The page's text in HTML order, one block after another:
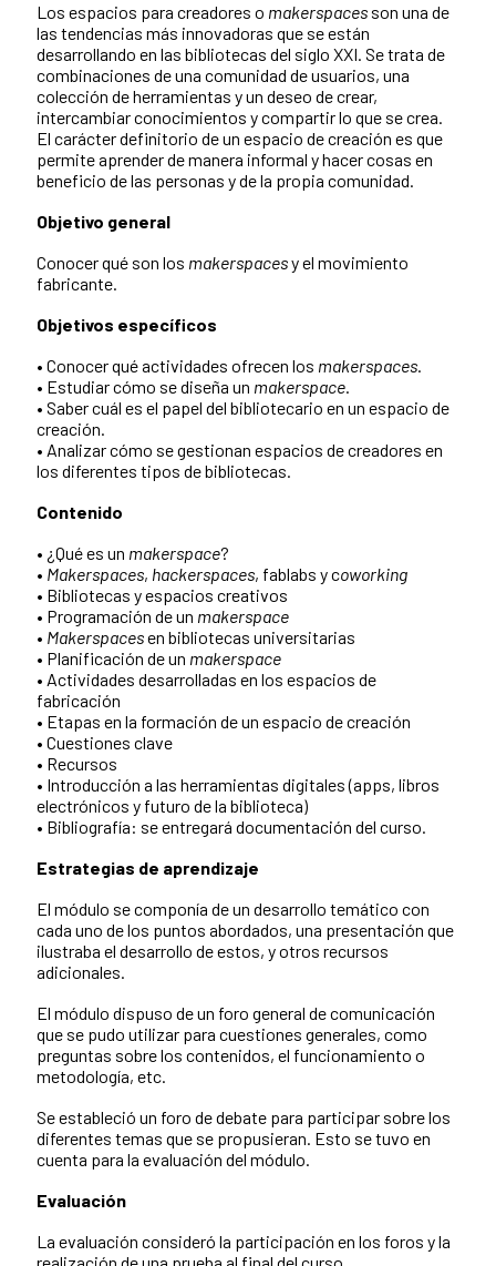
Los espacios para creadores o makerspaces son una de
las tendencias más innovadoras que se están
desarrollando en las bibliotecas del siglo XXI. Se trata de
combinaciones de una comunidad de usuarios, una
colección de herramientas y un deseo de crear,
intercambiar conocimientos y compartir lo que se crea.
El carácter definitorio de un espacio de creación es que
permite aprender de manera informal y hacer cosas en
beneficio de las personas y de la propia comunidad.
Objetivo general
Conocer qué son los makerspacesy el movimiento
fabricante.
Objetivos específicos
• Conocer qué actividades ofrecen los makerspaces.
• Estudiar cómo se diseña un makerspace.
• Saber cuál es el papel del bibliotecario en un espacio de
creación.
• Analizar cómo se gestionan espacios de creadores en
los diferentes tipos de bibliotecas.
Contenido
• ¿Qué es un makerspace?
• Makerspaces, hackerspaces, fablabs y coworking
• Bibliotecas y espacios creativos
• Programación de un makerspace
• Makerspacesen bibliotecas universitarias
• Planificación de un makerspace
• Actividades desarrolladas en los espacios de
fabricación
• Etapas en la formación de un espacio de creación
• Cuestiones clave
• Recursos
• Introducción a las herramientas digitales (apps, libros
electrónicos y futuro de la biblioteca)
• Bibliografía: se entregará documentación del curso.
Estrategias de aprendizaje
El módulo se componía de un desarrollo temático con
cada uno de los puntos abordados, una presentación que
ilustraba el desarrollo de estos, y otros recursos
adicionales.
El módulo dispuso de un foro general de comunicación
que se pudo utilizar para cuestiones generales, como
preguntas sobre los contenidos, el funcionamiento o
metodología, etc.
Se estableció un foro de debate para participar sobre los
diferentes temas que se propusieran. Esto se tuvo en
cuenta para la evaluación del módulo.
Evaluación
La evaluación consideró la participación en los foros y la